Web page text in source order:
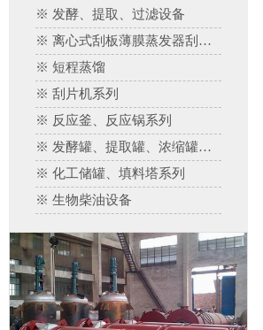
※ 发酵、提取、过滤设备
※ 离心式刮板薄膜蒸发器刮板蒸发器、多效蒸发器
※ 短程蒸馏
※ 刮片机系列
※ 反应釜、反应锅系列
※ 发酵罐、提取罐、浓缩罐系列
※ 化工储罐、填料塔系列
※ 生物柴油设备